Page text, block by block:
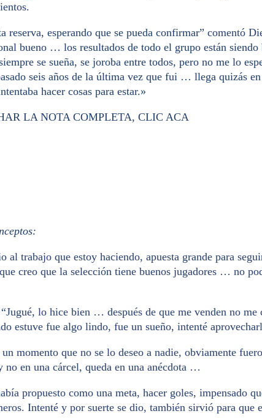
reserva, esperando que se pueda confirmar” comentó
bueno … los resultados de todo el grupo están siendo
se sueña, se joroba entre todos, pero no me lo
seis años de la última vez que fui … llega quizás
hacer cosas para estar.»
LA NOTA COMPLETA, CLIC ACA
al trabajo que estoy haciendo, apuesta grande para
creo que la selección tiene buenos jugadores … no
lo hice bien … después de que me venden no me
estuve fue algo lindo, fue un sueño, intenté
un momento que no se lo deseo a nadie, obviamente
no en una cárcel, queda en una anécdota …
propuesto como una meta, hacer goles, impensado
Intenté y por suerte se dio, también sirvió para que